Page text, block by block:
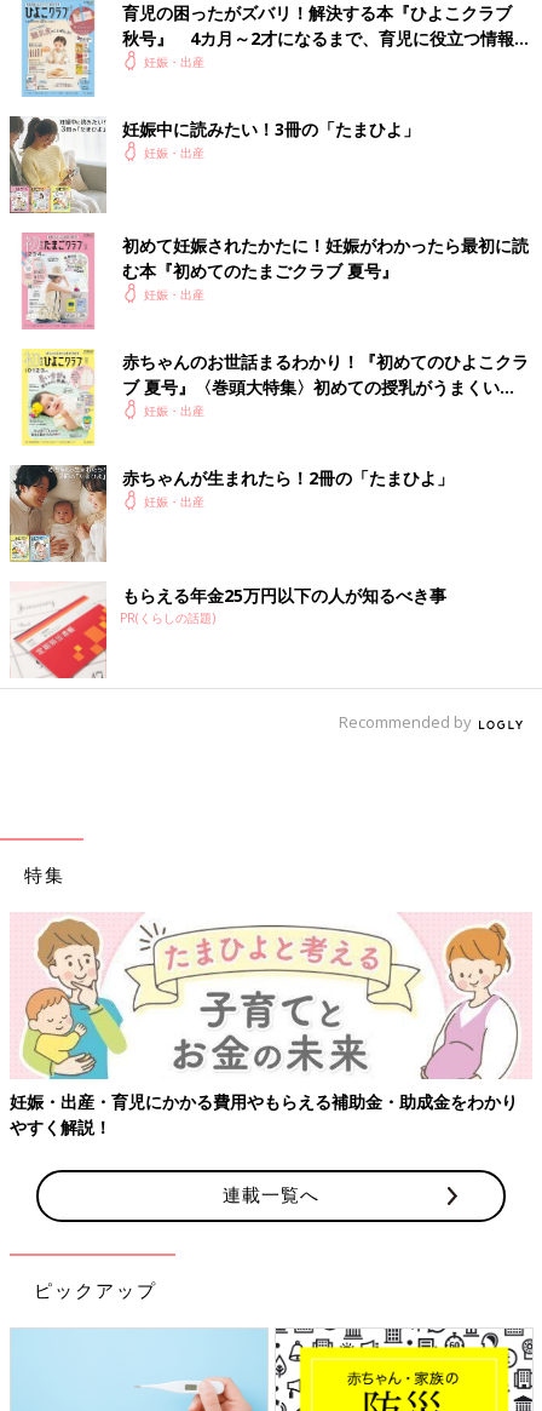
「みなさんのコメントすてきです。生命の躍動感がひしひし伝わ
ってきます。
だって永久脱毛で死滅したはずの毛根が復活するって！（笑）
産毛が濃くなる原因は、ホルモンの影響だけでなくさまざまな要
因が絡んでいると思われます。
なので妊婦の全員が毛が濃くなるわけではなく、コメントにもあ
ったように生え方もさまざまなパターンがあり、個人差が大きい
のです。
女性は妊娠すると、いろんな意味で“赤ちゃんを育てやすく産み
やすいからだ”へと変化します。血液量が増えたり、乳房が大き
くなったり。
体毛が濃くなる、乳輪などの色素沈着などもその一環と思われま
す。
こういった身体の変化は産後、少しずつ落ち着いていくのが大半
です（個人差あり）。
なのでぜひ、妊娠中は身体の変化を楽しんでください。
妊娠すると髪の毛がツヤツヤになる、爪が早く伸びるという変化
も多く報告されています。ネガティブな変化ばかりではないの
で、チェックしてみてください。
そして健診時の毛の処理は必要ありません。助産婦や医師は、妊
婦の体毛が濃くても薄くても何も感じません。エコーは超音波な
文／和兎尊美
※文中のコメントはアプリ「まいにちのたまひよ」内、同じ出産
月のママ・妊婦さん同士で情報交換できるコーナー（ルーム）に
寄せられた投稿を再編集したものです。
※アンケートの結果は「ルーム」にて以下の期間で実施した回答
結果を合算したものです。（有効回答数：614）
・2021年２月８日～2021年２月15日実施／2021年6月生まれル
ーム
ーム
・2021年４月５日～2021年４月12日実施／2021年8月生まれル
ーム
・2021年７月５日～2021年７月12日実施／2021年11月生まれル
育児の困ったがズバリ！解決する本『ひよこクラブ
秋号』 4カ月～2才になるまで、育児に役立つ情報が
いっぱい！
妊娠・出産
妊娠中に読みたい！3冊の「たまひよ」
妊娠・出産
初めて妊娠されたかたに！妊娠がわかったら最初に読
む本『初めてのたまごクラブ 夏号』
妊娠・出産
赤ちゃんのお世話まるわかり！『初めてのひよこクラ
ブ 夏号』〈巻頭大特集〉初めての授乳がうまくい
く！ おっぱい・ミルクの基本と夏のトラブル 解決テ
妊娠・出産
赤ちゃんが生まれたら！2冊の「たまひよ」
妊娠・出産
もらえる年金25万円以下の人が知るべき事
PR(くらしの話題)
Recommended by
特集
妊娠・出産・育児にかかる費用やもらえる補助金・助成金をわかり
やすく解説！
連載一覧へ
ピックアップ